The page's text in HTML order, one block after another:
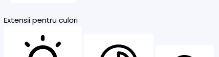
Extensii pentru culori